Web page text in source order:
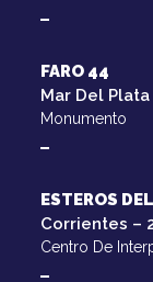
FARO 44
Mar Del Plata
Monumento
ESTEROS
Corrientes –
Centro De